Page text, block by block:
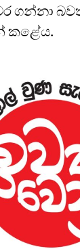
ගන්නා
කළේය.